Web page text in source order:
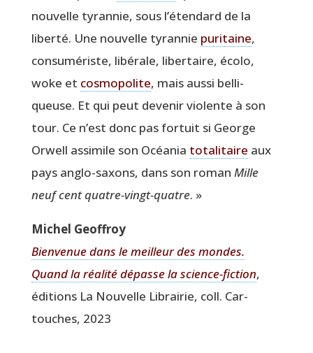
nou­velle tyran­nie, sous l’étendard de la
liber­té. Une nou­velle tyran­nie puri­taine,
consu­mé­riste, libé­rale, liber­taire, éco­lo,
woke et cos­mo­po­lite, mais aus­si bel­li­
queuse. Et qui peut deve­nir vio­lente à son
tour. Ce n’est donc pas for­tuit si George
Orwell assi­mile son Océa­nia tota­li­taire aux
pays anglo-saxons, dans son roman Mille
neuf cent quatre-vingt-quatre. »
Michel Geof­froy
Bien­ve­nue dans le meilleur des mondes.
Quand la réa­li­té dépasse la science-fic­tion,
édi­tions La Nou­velle Librai­rie, coll. Car­
touches, 2023